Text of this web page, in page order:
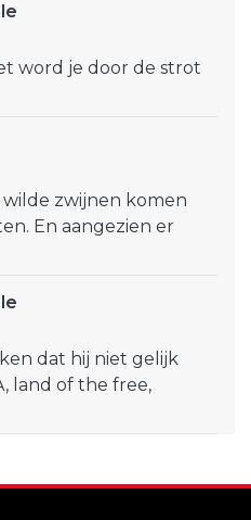
word je door de strot
zwijnen komen
En aangezien er
dat hij niet gelijk
land of the free,